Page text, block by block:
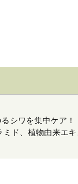
シワを集中ケア
ド、植物由来エ